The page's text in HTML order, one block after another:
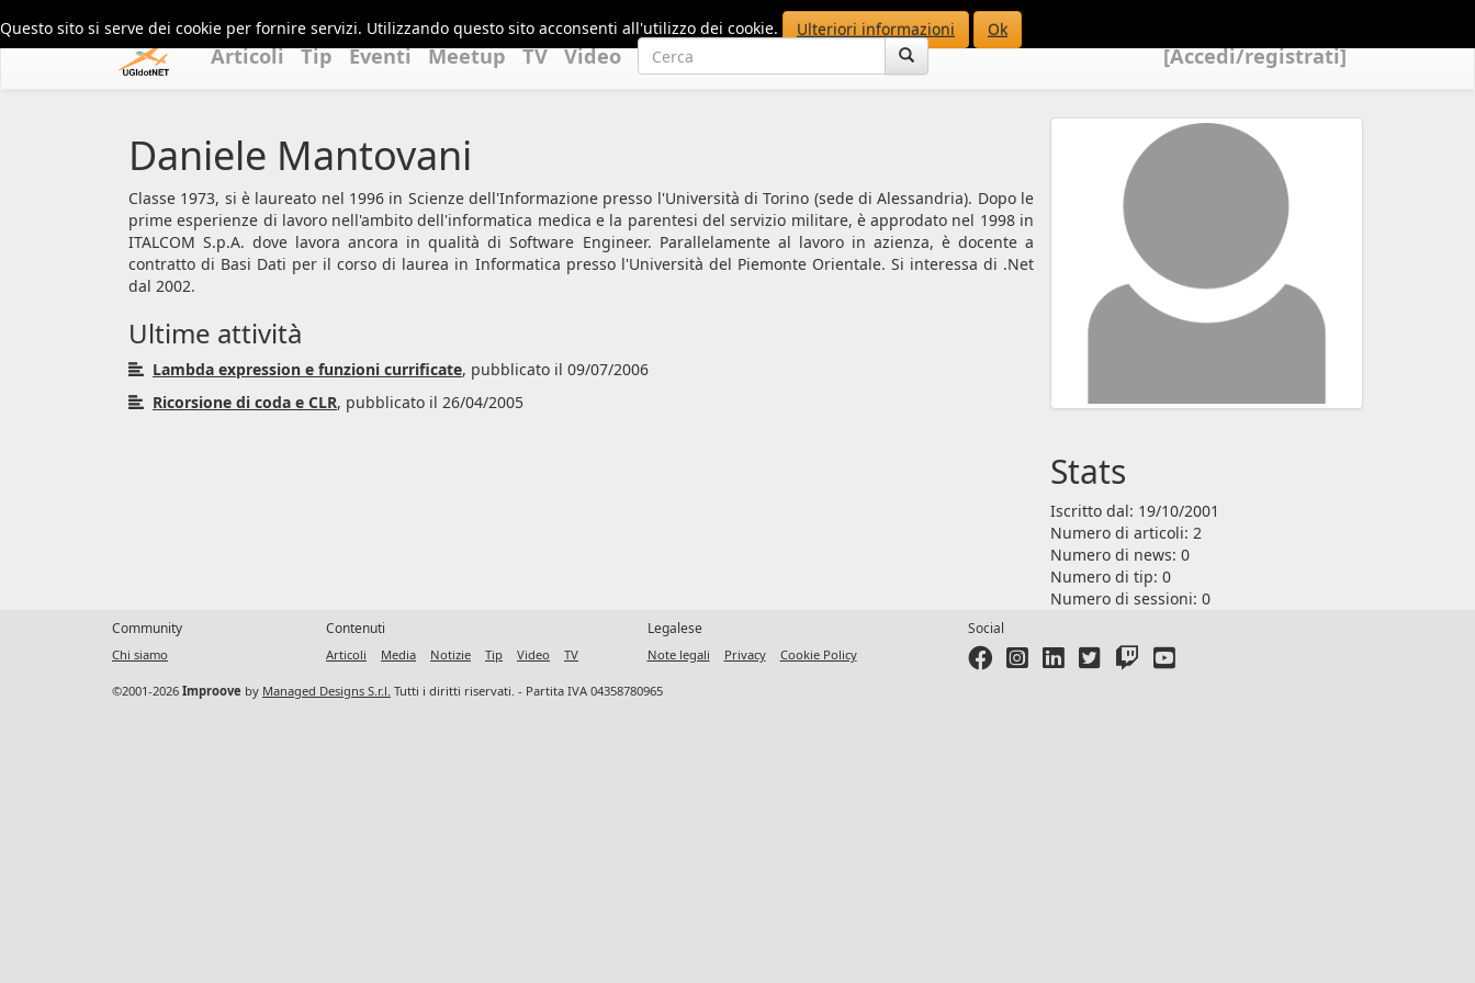
Questo sito si serve dei cookie per fornire servizi. Utilizzando questo sito acconsenti all'utilizzo dei cookie. Ulteriori informazioni Ok
Articoli Tip Eventi Meetup TV Video [Accedi/registrati]
Daniele Mantovani
Classe 1973, si è laureato nel 1996 in Scienze dell'Informazione presso l'Università di Torino (sede di Alessandria). Dopo le
prime esperienze di lavoro nell'ambito dell'informatica medica e la parentesi del servizio militare, è approdato nel 1998 in
ITALCOM S.p.A. dove lavora ancora in qualità di Software Engineer. Parallelamente al lavoro in azienza, è docente a
contratto di Basi Dati per il corso di laurea in Informatica presso l'Università del Piemonte Orientale. Si interessa di .Net
dal 2002.
Ultime attività
Lambda expression e funzioni currificate, pubblicato il 09/07/2006
Ricorsione di coda e CLR, pubblicato il 26/04/2005
Stats
Iscritto dal: 19/10/2001
Numero di articoli: 2
Numero di news: 0
Numero di tip: 0
Numero di sessioni: 0
Community
Chi siamo
Contenuti
Articoli Media Notizie Tip Video TV
Legalese
Note legali Privacy Cookie Policy
Social
©2001-2026 Improove by Managed Designs S.r.l. Tutti i diritti riservati. - Partita IVA 04358780965